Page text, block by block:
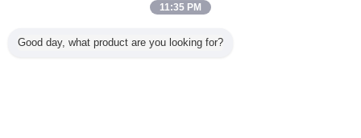
van 90km/H HOWO 4x2 van de de
11:35 PM
Good day, what product are you looking for?